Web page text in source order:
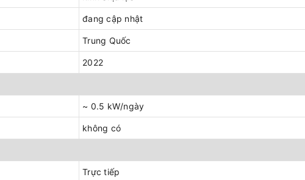
đang cập nhật
Trung Quốc
2022
~ 0.5 kW/ngày
không có
Trực tiếp